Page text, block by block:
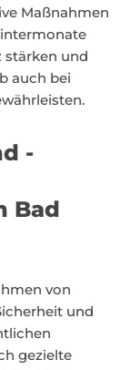
Maßnahmen
stärken und
auch bei
-
Bad
von
und
gezielte